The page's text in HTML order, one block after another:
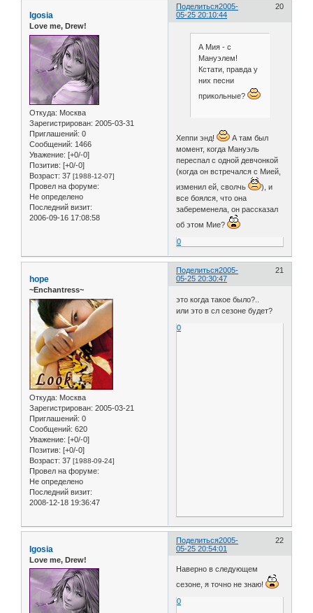
Поделиться 20
2005-
05-25 20:10:44
Igosia
Love me, Drew!
Откуда: Москва
Зарегистрирован: 2005-03-31
Приглашений: 0
Сообщений: 1466
Уважение: [+0/-0]
Позитив: [+0/-0]
Возраст: 37 [1988-12-07]
Провел на форуме:
Не определено
Последний визит:
2006-09-16 17:08:58
А Мия - с
Мануэлем!
Кстати, правда у
них песни
прикольные?
Хеппи энд!
А там был
момент, когда Мануэль
переспал с одной девчонкой
(когда он встречался с Мией,
изменил ей, сволчь
), и
все боялся, что она
забеременела, он рассказал
об этом Мие?
0
Поделиться 21
2005-
05-25 20:30:47
hope
~Enchantress~
Откуда: Москва
Зарегистрирован: 2005-03-21
Приглашений: 0
Сообщений: 620
Уважение: [+0/-0]
Позитив: [+0/-0]
Возраст: 37 [1988-09-24]
Провел на форуме:
Не определено
Последний визит:
2008-12-18 19:36:47
это когда такое было?..
или это в сл сезоне будет?
0
Поделиться 22
2005-
05-25 20:54:01
Igosia
Love me, Drew!
Наверно в следующем
сезоне, я точно не знаю!
0